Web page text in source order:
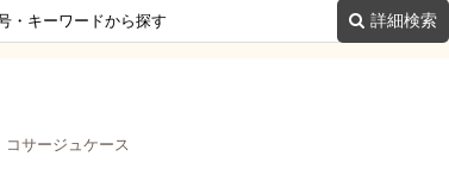
コサージュケース